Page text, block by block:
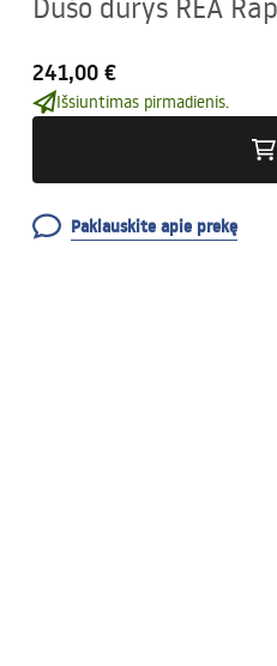
241,00 €
Išsiuntimas pirmadienis.
Paklauskite apie prekę